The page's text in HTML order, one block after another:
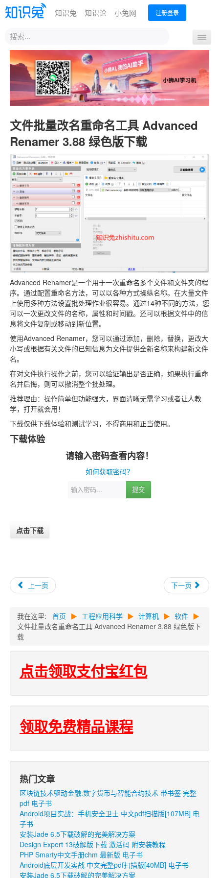
知识兔 知识论 小兔网 注册登录
站
内
索
导
航
关
首页
文件批量改名重命名工具 Advanced
Renamer 3.88 绿色版下载
Advanced Renamer是一个用于一次重命名多个文件和文件夹的程
序。通过配置重命名方法，可以以各种方式操纵名称。在大量文件
上使用多种方法设置批处理作业很容易。通过14种不同的方法，您
可以一次更改文件的名称，属性和时间戳。还可以根据文件中的信
息将文件复制或移动到新位置。
使用Advanced Renamer，您可以通过添加，删除，替换，更改大
小写或根据有关文件的已知信息为文件提供全新名称来构建新文件
名。
在对文件执行操作之前，您可以验证输出是否正确，如果执行重命
名并后悔，则可以撤消整个批处理。
推荐理由：操作简单但功能强大，界面清晰无需学习或者让人教
学，打开就会用！
下载仅供下载体验和测试学习，不得商用和正当使用。
下载体验
请输入密码查看内容！
如何获取密码？
提交
点击下载
上一页 下一页
我在这里: 首页 ▶ 工程应用科学 ▶ 计算机 ▶ 软件 ▶
文件批量改名重命名工具 Advanced Renamer 3.88 绿色版下
载
点击领取支付宝红包
领取免费精品课程
热门文章
区块链技术驱动金融:数字货币与智能合约技术 带书签 完整
pdf 电子书
Android项目实战：手机安全卫士 中文pdf扫描版[107MB] 电
子书
安装Jade 6.5下载破解的完美解决方案
Design Expert 13破解版下载 激活码 附安装教程
PHP Smarty中文手册chm 最新版 电子书
Android底层开发实战 中文完整pdf扫描版[40MB] 电子书
安装Jade 6.5下载破解的完美解决方案